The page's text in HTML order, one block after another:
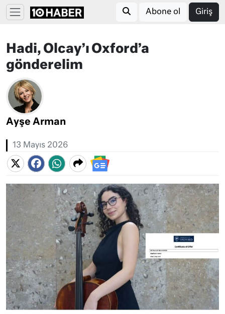
Abone ol Giriş
Hadi, Olcay’ı Oxford’a
gönderelim
Ayşe Arman
13 Mayıs 2026